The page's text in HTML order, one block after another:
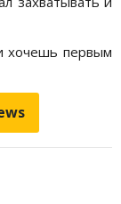
хочешь первым